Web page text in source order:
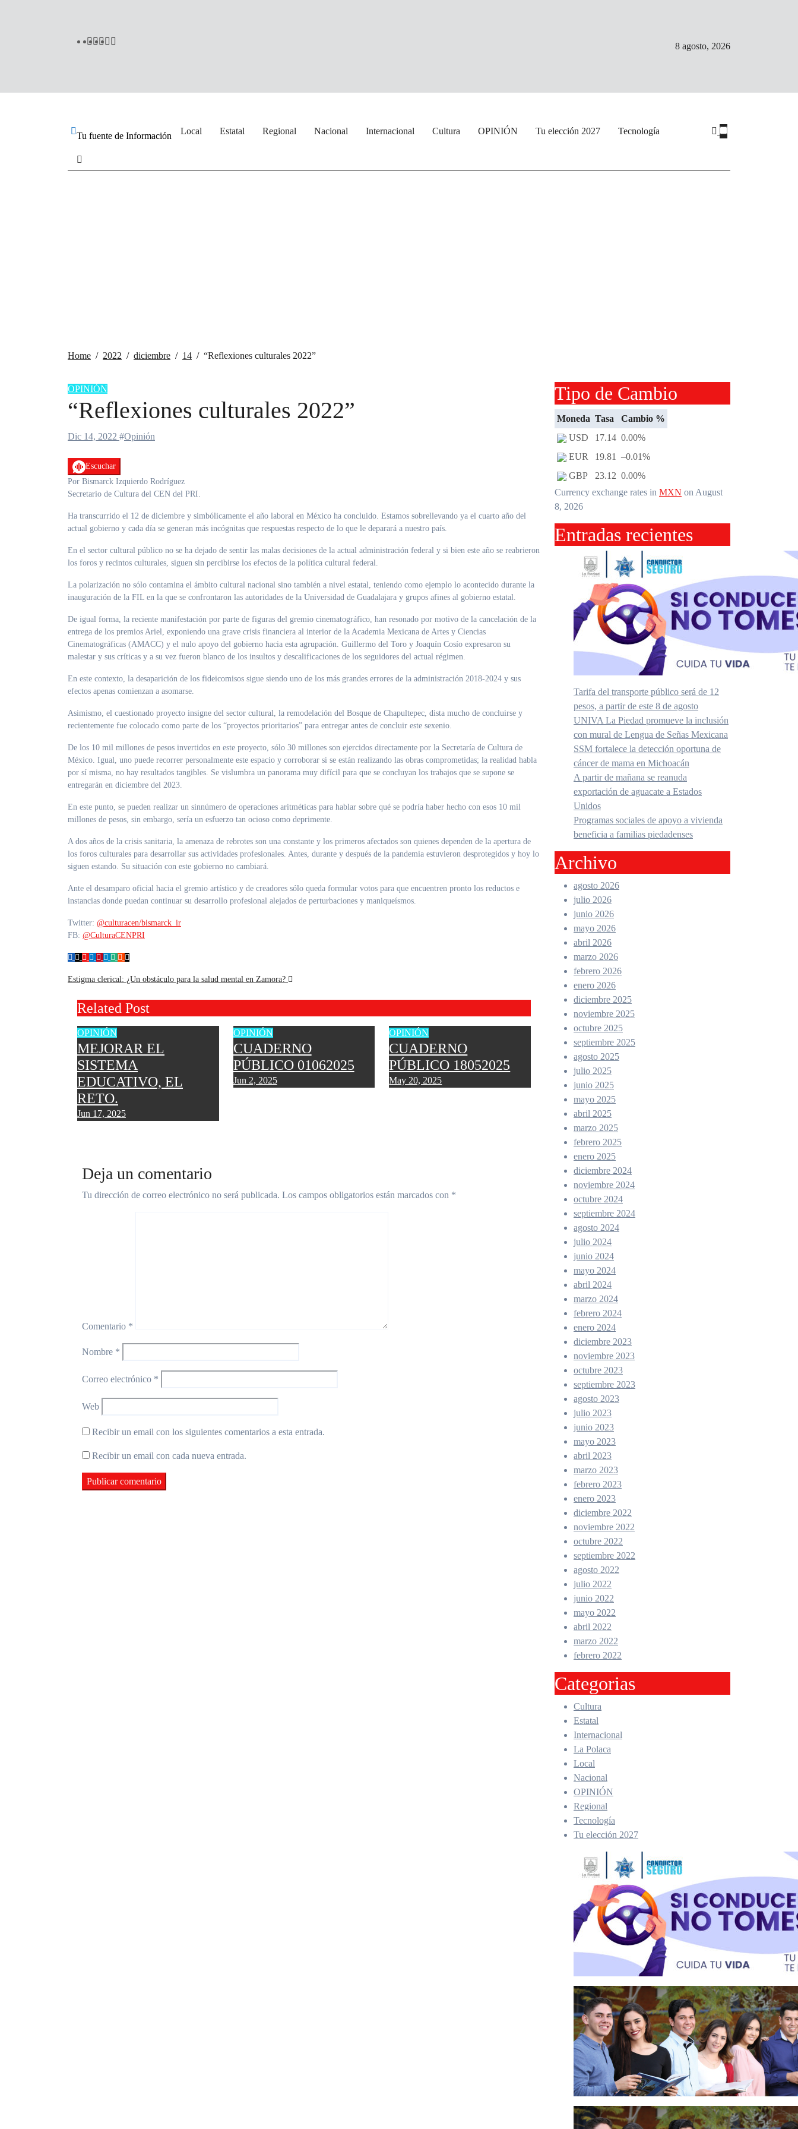
8 agosto, 2026
Tu fuente de Información Local Estatal Regional Nacional Internacional Cultura OPINIÓN Tu elección 2027 Tecnología
Home 2022 diciembre 14 “Reflexiones culturales 2022”
OPINIÓN
“Reflexiones culturales 2022”
Dic 14, 2022 #Opinión
Escuchar
Por Bismarck Izquierdo Rodríguez
Secretario de Cultura del CEN del PRI.
Ha transcurrido el 12 de diciembre y simbólicamente el año laboral en México ha concluido. Estamos sobrellevando ya el cuarto año del
actual gobierno y cada día se generan más incógnitas que respuestas respecto de lo que le deparará a nuestro país.
En el sector cultural público no se ha dejado de sentir las malas decisiones de la actual administración federal y si bien este año se reabrieron
los foros y recintos culturales, siguen sin percibirse los efectos de la política cultural federal.
La polarización no sólo contamina el ámbito cultural nacional sino también a nivel estatal, teniendo como ejemplo lo acontecido durante la
inauguración de la FIL en la que se confrontaron las autoridades de la Universidad de Guadalajara y grupos afines al gobierno estatal.
De igual forma, la reciente manifestación por parte de figuras del gremio cinematográfico, han resonado por motivo de la cancelación de la
entrega de los premios Ariel, exponiendo una grave crisis financiera al interior de la Academia Mexicana de Artes y Ciencias
Cinematográficas (AMACC) y el nulo apoyo del gobierno hacia esta agrupación. Guillermo del Toro y Joaquín Cosío expresaron su
malestar y sus críticas y a su vez fueron blanco de los insultos y descalificaciones de los seguidores del actual régimen.
En este contexto, la desaparición de los fideicomisos sigue siendo uno de los más grandes errores de la administración 2018-2024 y sus
efectos apenas comienzan a asomarse.
Asimismo, el cuestionado proyecto insigne del sector cultural, la remodelación del Bosque de Chapultepec, dista mucho de concluirse y
recientemente fue colocado como parte de los “proyectos prioritarios” para entregar antes de concluir este sexenio.
De los 10 mil millones de pesos invertidos en este proyecto, sólo 30 millones son ejercidos directamente por la Secretaría de Cultura de
México. Igual, uno puede recorrer personalmente este espacio y corroborar si se están realizando las obras comprometidas; la realidad habla
por sí misma, no hay resultados tangibles. Se vislumbra un panorama muy difícil para que se concluyan los trabajos que se supone se
entregarán en diciembre del 2023.
En este punto, se pueden realizar un sinnúmero de operaciones aritméticas para hablar sobre qué se podría haber hecho con esos 10 mil
millones de pesos, sin embargo, sería un esfuerzo tan ocioso como deprimente.
A dos años de la crisis sanitaria, la amenaza de rebrotes son una constante y los primeros afectados son quienes dependen de la apertura de
los foros culturales para desarrollar sus actividades profesionales. Antes, durante y después de la pandemia estuvieron desprotegidos y hoy lo
siguen estando. Su situación con este gobierno no cambiará.
Ante el desamparo oficial hacia el gremio artístico y de creadores sólo queda formular votos para que encuentren pronto los reductos e
instancias donde puedan continuar su desarrollo profesional alejados de perturbaciones y maniqueísmos.
Twitter: @culturacen/bismarck_ir
FB: @CulturaCENPRI
Navegación
de
entradas
Estigma clerical: ¿Un obstáculo para la salud mental en Zamora?
Related Post
OPINIÓN
MEJORAR EL
SISTEMA
EDUCATIVO, EL
RETO.
Jun 17, 2025
OPINIÓN
CUADERNO
PÚBLICO 01062025
Jun 2, 2025
OPINIÓN
CUADERNO
PÚBLICO 18052025
May 20, 2025
Deja un comentario
Tu dirección de correo electrónico no será publicada. Los campos obligatorios están marcados con *
Comentario *
Nombre *
Correo electrónico *
Web
Recibir un email con los siguientes comentarios a esta entrada.
Recibir un email con cada nueva entrada.
Tipo de Cambio
Moneda Tasa
Cambio %
USD
17.14 0.00%
EUR
19.81 –0.01%
GBP
23.12 0.00%
Currency exchange rates in MXN on August
8, 2026
Entradas recientes
Tarifa del transporte público será de 12
pesos, a partir de este 8 de agosto
UNIVA La Piedad promueve la inclusión
con mural de Lengua de Señas Mexicana
SSM fortalece la detección oportuna de
cáncer de mama en Michoacán
A partir de mañana se reanuda
exportación de aguacate a Estados
Unidos
Programas sociales de apoyo a vivienda
beneficia a familias piedadenses
Archivo
agosto 2026
julio 2026
junio 2026
mayo 2026
abril 2026
marzo 2026
febrero 2026
enero 2026
diciembre 2025
noviembre 2025
octubre 2025
septiembre 2025
agosto 2025
julio 2025
junio 2025
mayo 2025
abril 2025
marzo 2025
febrero 2025
enero 2025
diciembre 2024
noviembre 2024
octubre 2024
septiembre 2024
agosto 2024
julio 2024
junio 2024
mayo 2024
abril 2024
marzo 2024
febrero 2024
enero 2024
diciembre 2023
noviembre 2023
octubre 2023
septiembre 2023
agosto 2023
julio 2023
junio 2023
mayo 2023
abril 2023
marzo 2023
febrero 2023
enero 2023
diciembre 2022
noviembre 2022
octubre 2022
septiembre 2022
agosto 2022
julio 2022
junio 2022
mayo 2022
abril 2022
marzo 2022
febrero 2022
Categorias
Cultura
Estatal
Internacional
La Polaca
Local
Nacional
OPINIÓN
Regional
Tecnología
Tu elección 2027